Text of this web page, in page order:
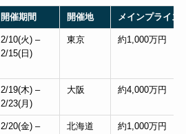
開催期間 開催地 メインプライズ
2/10(火) –
2/15(日)
東京 約1,000万円
2/19(木) –
2/23(月)
大阪 約4,000万円
2/20(金) –
北海道 約1,000万円